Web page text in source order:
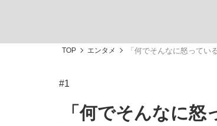
TOP エンタメ 「何でそんなに怒ってい
#1
「何でそんなに